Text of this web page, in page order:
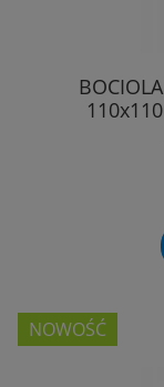
NOWOŚĆ